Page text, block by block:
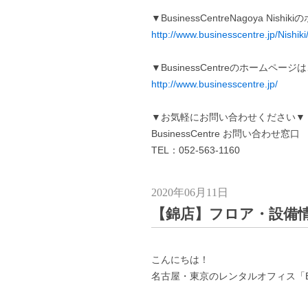
▼BusinessCentreNagoya Nishiki
http://www.businesscentre.jp/Nishiki/
▼BusinessCentreのホームページ
http://www.businesscentre.jp/
▼お気軽にお問い合わせください▼
BusinessCentre お問い合わせ窓口
TEL：052-563-1160
2020年06月11日
【錦店】フロア・設備
こんにちは！
名古屋・東京のレンタルオフィス